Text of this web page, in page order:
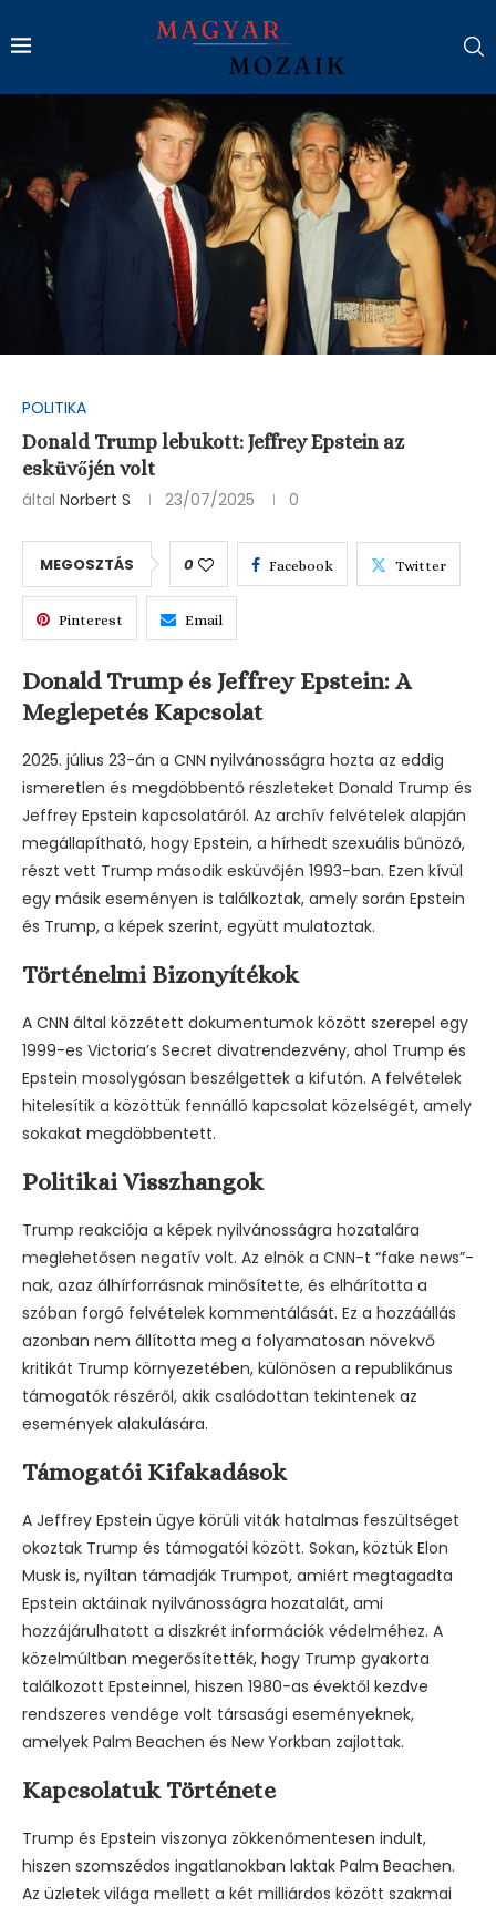
POLITIKA
Donald Trump lebukott: Jeffrey Epstein az
esküvőjén volt
által Norbert S 23/07/2025 0
MEGOSZTÁS 0 Facebook Twitter
Pinterest Email
Donald Trump és Jeffrey Epstein: A
Meglepetés Kapcsolat
2025. július 23-án a CNN nyilvánosságra hozta az eddig
ismeretlen és megdöbbentő részleteket Donald Trump és
Jeffrey Epstein kapcsolatáról. Az archív felvételek alapján
megállapítható, hogy Epstein, a hírhedt szexuális bűnöző,
részt vett Trump második esküvőjén 1993-ban. Ezen kívül
egy másik eseményen is találkoztak, amely során Epstein
és Trump, a képek szerint, együtt mulatoztak.
Történelmi Bizonyítékok
A CNN által közzétett dokumentumok között szerepel egy
1999-es Victoria’s Secret divatrendezvény, ahol Trump és
Epstein mosolygósan beszélgettek a kifutón. A felvételek
hitelesítik a közöttük fennálló kapcsolat közelségét, amely
sokakat megdöbbentett.
Politikai Visszhangok
Trump reakciója a képek nyilvánosságra hozatalára
meglehetősen negatív volt. Az elnök a CNN-t “fake news”-
nak, azaz álhírforrásnak minősítette, és elhárította a
szóban forgó felvételek kommentálását. Ez a hozzáállás
azonban nem állította meg a folyamatosan növekvő
kritikát Trump környezetében, különösen a republikánus
támogatók részéről, akik csalódottan tekintenek az
események alakulására.
Támogatói Kifakadások
A Jeffrey Epstein ügye körüli viták hatalmas feszültséget
okoztak Trump és támogatói között. Sokan, köztük Elon
Musk is, nyíltan támadják Trumpot, amiért megtagadta
Epstein aktáinak nyilvánosságra hozatalát, ami
hozzájárulhatott a diszkrét információk védelméhez. A
közelmúltban megerősítették, hogy Trump gyakorta
találkozott Epsteinnel, hiszen 1980-as évektől kezdve
rendszeres vendége volt társasági eseményeknek,
amelyek Palm Beachen és New Yorkban zajlottak.
Kapcsolatuk Története
Trump és Epstein viszonya zökkenőmentesen indult,
hiszen szomszédos ingatlanokban laktak Palm Beachen.
Az üzletek világa mellett a két milliárdos között szakmai